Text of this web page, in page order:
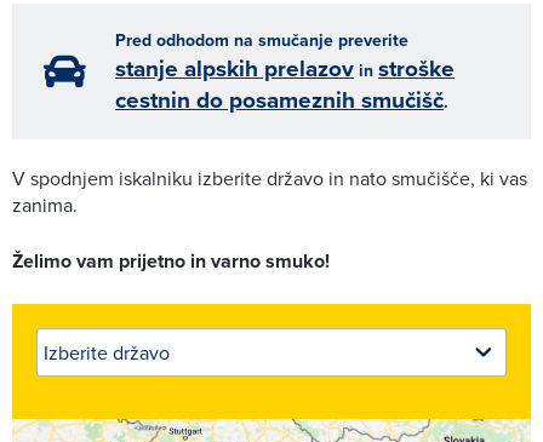
Pred odhodom na smučanje preverite
stanje alpskih prelazov in stroške
cestnin do posameznih smučišč.
V spodnjem iskalniku izberite državo in nato smučišče, ki vas
zanima.
Želimo vam prijetno in varno smuko!